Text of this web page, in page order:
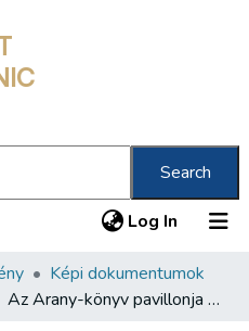
Search
Log In (current)
Képi dokumentumok
Az Arany-könyv pavillonja Arch. Korb & Giergl, építészek = Pavillon des goldenen Buches = Pavillon du livre d'or /